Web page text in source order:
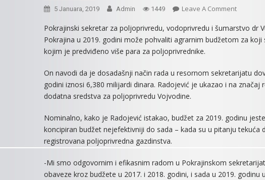
5 Januara, 2019 Admin 1449 Leave A CommentOn
BUDŽETU
ZA
Pokrajinski sekretar za poljoprivredu, vodoprivredu i šumarstvo dr
Pokrajina u 2019. godini može pohvaliti agrarnim budžetom za
kojim je predviđeno više para za poljoprivrednike.
On navodi da je dosadašnji način rada u resornom sekretarijatu
godini iznosi 6,380 milijardi dinara. Radojević je ukazao i na
dodatna sredstva za poljoprivredu Vojvodine.
Nominalno, kako je Radojević istakao, budžet za 2019. godinu
koncipiran budžet nejefektivniji do sada – kada su u pitanju
registrovana poljoprivredna gazdinstva.
-Mi smo odgovornim i efikasnim radom u Pokrajinskom
obaveze kroz budžete u 2017. i 2018. godini, i sada u 2019.